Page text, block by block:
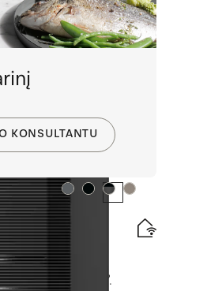
Spalva:Spalva:Spalva:Spalva:
+ “HydroClean”.
KONSULTANTU